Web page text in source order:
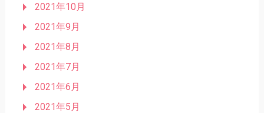
2021年10月
2021年9月
2021年8月
2021年7月
2021年6月
2021年5月